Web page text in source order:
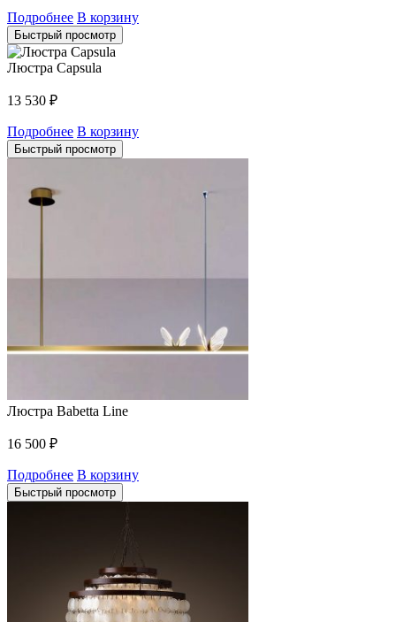
Подробнее В корзину
Быстрый просмотр
Люстра Capsula
13 530 ₽
Подробнее В корзину
Быстрый просмотр
Люстра Babetta Line
16 500 ₽
Подробнее В корзину
Быстрый просмотр